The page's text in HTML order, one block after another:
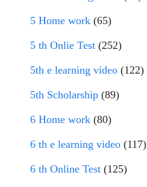
5 Home work (65)
5 th Onlie Test (252)
5th e learning video (122)
5th Scholarship (89)
6 Home work (80)
6 th e learning video (117)
6 th Online Test (125)